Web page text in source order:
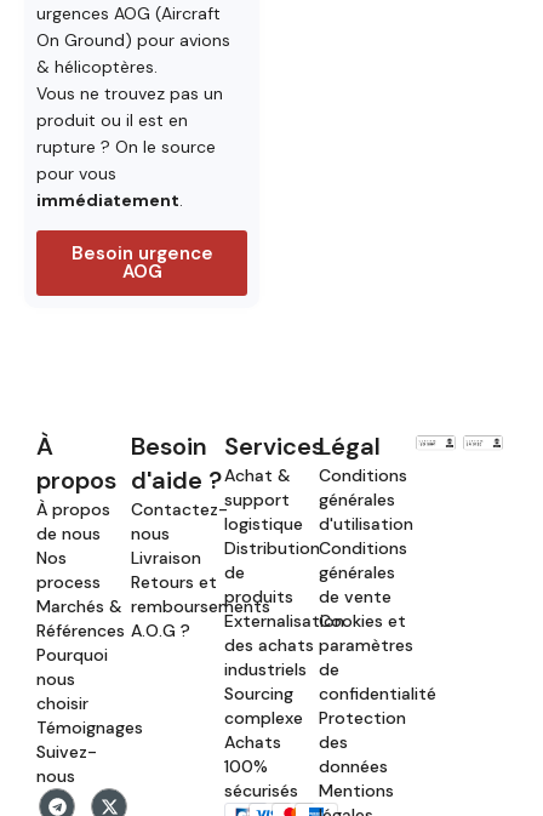
urgences AOG (Aircraft
On Ground) pour avions
& hélicoptères.
Vous ne trouvez pas un
produit ou il est en
rupture ? On le source
pour vous
immédiatement.
Besoin urgence
AOG
À
propos
À propos
de nous
Nos
process
Marchés &
Références
Pourquoi
nous
choisir
Témoignages
Suivez-
nous
Besoin
d'aide ?
Contactez-
nous
Livraison
Retours et
remboursements
A.O.G ?
Services
Achat &
support
logistique
Distribution
de
produits
Externalisation
des achats
industriels
Sourcing
complexe
Achats
100%
sécurisés
Légal
Conditions
générales
d'utilisation
Conditions
générales
de vente
Cookies et
paramètres
de
confidentialité
Protection
des
données
Mentions